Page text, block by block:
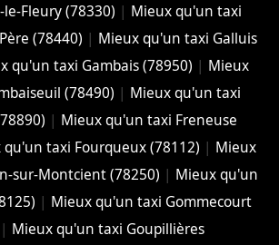
Fleury (78330) | Mieux qu'un taxi
(78440) | Mieux qu'un taxi Galluis
qu'un taxi Gambais (78950) | Mieux
(78490) | Mieux qu'un taxi
| Mieux qu'un taxi Freneuse
qu'un taxi Fourqueux (78112) | Mieux
sur-Montcient (78250) | Mieux qu'un
| Mieux qu'un taxi Gommecourt
| Mieux qu'un taxi Goupillières